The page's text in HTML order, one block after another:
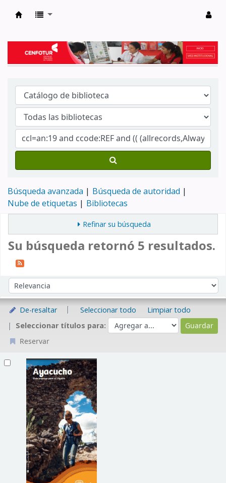
Búsqueda avanzada
Búsqueda de autoridad
Nube de etiquetas
Bibliotecas
Refinar su búsqueda
Su búsqueda retornó 5 resultados.
Ordenar por:
De-resaltar Seleccionar todo
Limpiar todo
Seleccionar títulos para:
Reservar